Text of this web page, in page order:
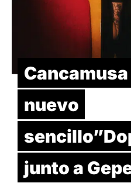
nuevo
junto a